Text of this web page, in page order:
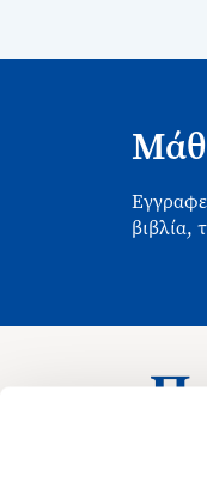
βιβλία,